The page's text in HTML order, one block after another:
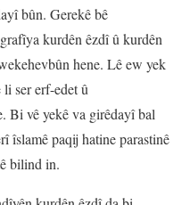
bûn. Gerekê bê
kurdên êzdî û kurdên
hene. Lê ew yek
ser erf-edet û
Bi vê yekê va girêdayî bal
îslamê paqij hatine parastinê
bilind in.